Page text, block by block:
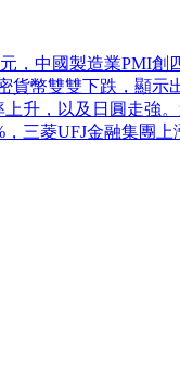
，中國製造業PMI
幣雙雙下跌，顯
升，以及日圓走
三菱UFJ金融集團